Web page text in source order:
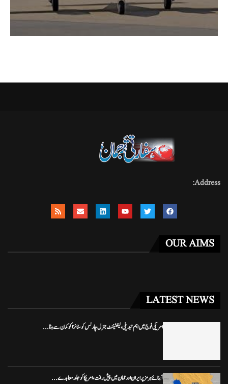
Address:
OUR AIMS
LATEST NEWS
امریکی فوج میں اہم تبدیلی، لیفٹیننٹ جنرل چارلس کوسٹانزا کو کمان سے ہٹا...
آبنائے ہرمز پر ایران اور عمان میں پیش رفت، امریکا کو جلد معاہدے...